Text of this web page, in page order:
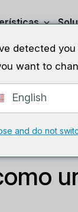
detected
want to
English
and do not